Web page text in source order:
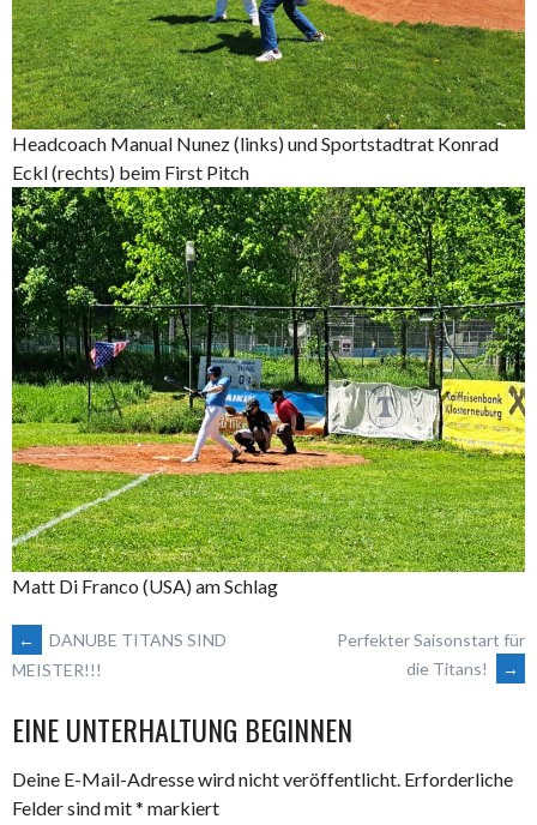
Headcoach Manual Nunez (links) und Sportstadtrat Konrad
Eckl (rechts) beim First Pitch
Matt Di Franco (USA) am Schlag
ARTIKEL-
NAVIGATION
←
DANUBE TITANS SIND
MEISTER!!!
Perfekter Saisonstart für
die Titans!
→
EINE UNTERHALTUNG BEGINNEN
Deine E-Mail-Adresse wird nicht veröffentlicht. Erforderliche
Felder sind mit* markiert